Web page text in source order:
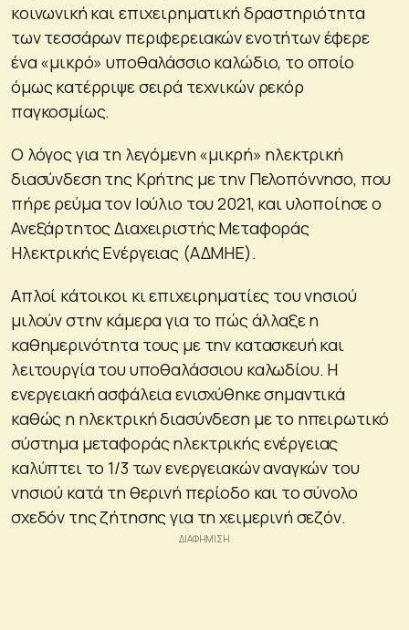
κοινωνική και επιχειρηματική δραστηριότητα
των τεσσάρων περιφερειακών ενοτήτων έφερε
ένα «μικρό» υποθαλάσσιο καλώδιο, το οποίο
όμως κατέρριψε σειρά τεχνικών ρεκόρ
παγκοσμίως.
Ο λόγος για τη λεγόμενη «μικρή» ηλεκτρική
διασύνδεση της Κρήτης με την Πελοπόννησο, που
πήρε ρεύμα τον Ιούλιο του 2021, και υλοποίησε ο
Ανεξάρτητος Διαχειριστής Μεταφοράς
Ηλεκτρικής Ενέργειας (ΑΔΜΗΕ).
Απλοί κάτοικοι κι επιχειρηματίες του νησιού
μιλούν στην κάμερα για το πώς άλλαξε η
καθημερινότητα τους με την κατασκευή και
λειτουργία του υποθαλάσσιου καλωδίου. Η
ενεργειακή ασφάλεια ενισχύθηκε σημαντικά
καθώς η ηλεκτρική διασύνδεση με το ηπειρωτικό
σύστημα μεταφοράς ηλεκτρικής ενέργειας
καλύπτει το 1/3 των ενεργειακών αναγκών του
νησιού κατά τη θερινή περίοδο και το σύνολο
σχεδόν της ζήτησης για τη χειμερινή σεζόν.